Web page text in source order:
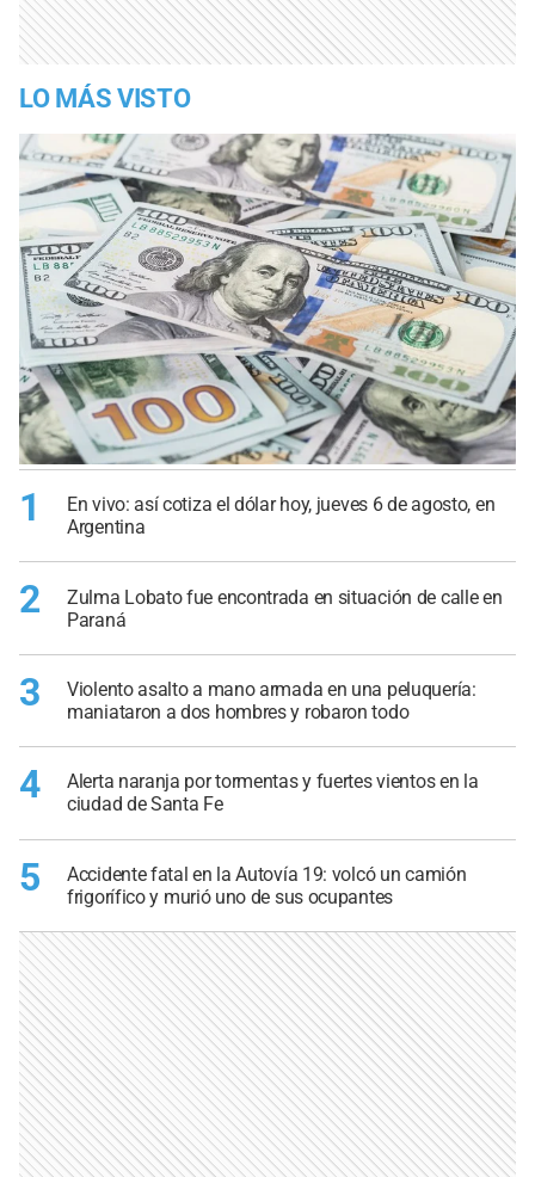
LO MÁS VISTO
1
En vivo: así cotiza el dólar hoy, jueves 6 de agosto, en
Argentina
2
Zulma Lobato fue encontrada en situación de calle en
Paraná
3
Violento asalto a mano armada en una peluquería:
maniataron a dos hombres y robaron todo
4
Alerta naranja por tormentas y fuertes vientos en la
ciudad de Santa Fe
5
Accidente fatal en la Autovía 19: volcó un camión
frigorífico y murió uno de sus ocupantes